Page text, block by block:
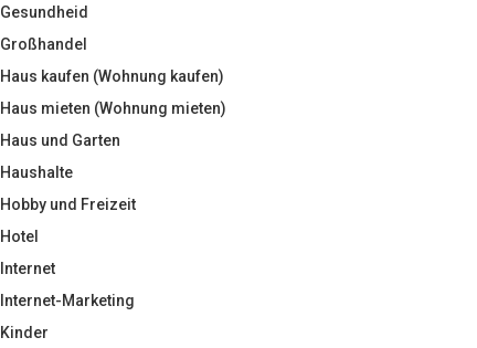
Gesundheid
Großhandel
Haus kaufen (Wohnung kaufen)
Haus mieten (Wohnung mieten)
Haus und Garten
Haushalte
Hobby und Freizeit
Hotel
Internet
Internet-Marketing
Kinder